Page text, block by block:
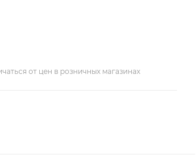
от цен в розничных магазинах